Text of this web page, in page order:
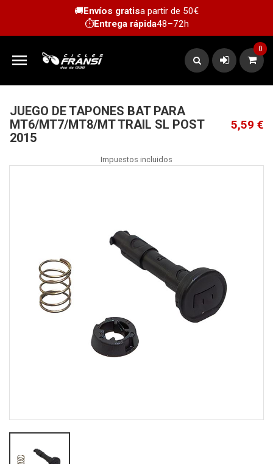
🚚Envíos gratisa partir de 50€
⏱️Entrega rápida48–72h

0
JUEGO DE TAPONES BAT PARA
MT6/MT7/MT8/MT TRAIL SL POST
2015
5,59 €
Impuestos incluidos